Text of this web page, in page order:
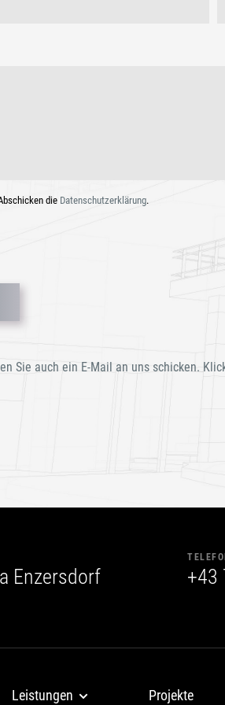
die Datenschutzerklärung.
Sie auch ein E-Mail an uns schicken.
Enzersdorf +43
Leistungen Projekte